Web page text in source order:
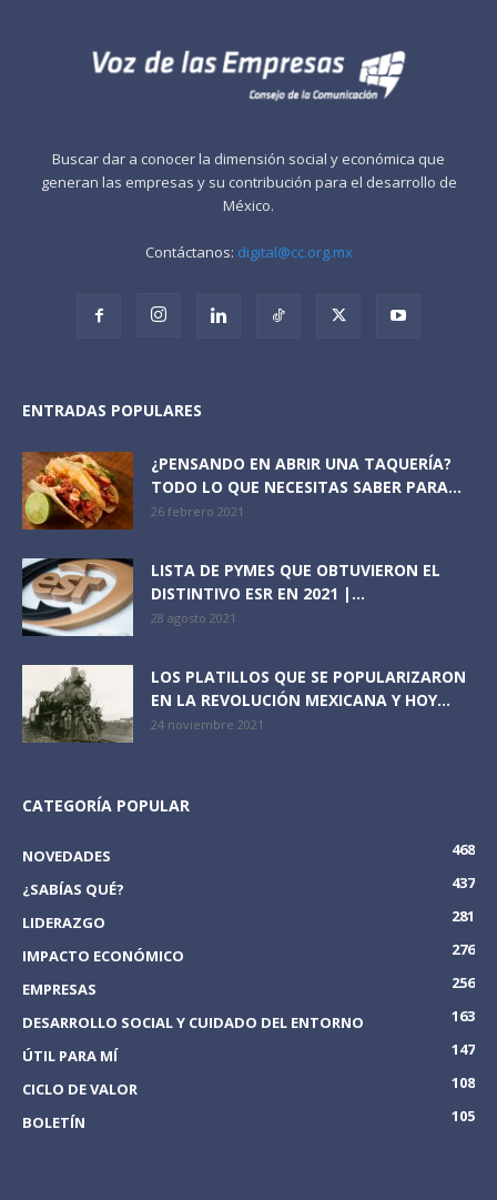
Buscar dar a conocer la dimensión social y económica que
generan las empresas y su contribución para el desarrollo de
México.
Contáctanos: digital@cc.org.mx
ENTRADAS POPULARES
¿PENSANDO EN ABRIR UNA TAQUERÍA?
TODO LO QUE NECESITAS SABER PARA...
26 febrero 2021
LISTA DE PYMES QUE OBTUVIERON EL
DISTINTIVO ESR EN 2021 |...
28 agosto 2021
LOS PLATILLOS QUE SE POPULARIZARON
EN LA REVOLUCIÓN MEXICANA Y HOY...
24 noviembre 2021
CATEGORÍA POPULAR
NOVEDADES
468
¿SABÍAS QUÉ?
437
LIDERAZGO
281
IMPACTO ECONÓMICO
276
EMPRESAS
256
DESARROLLO SOCIAL Y CUIDADO DEL ENTORNO
163
ÚTIL PARA MÍ
147
CICLO DE VALOR
108
BOLETÍN
105